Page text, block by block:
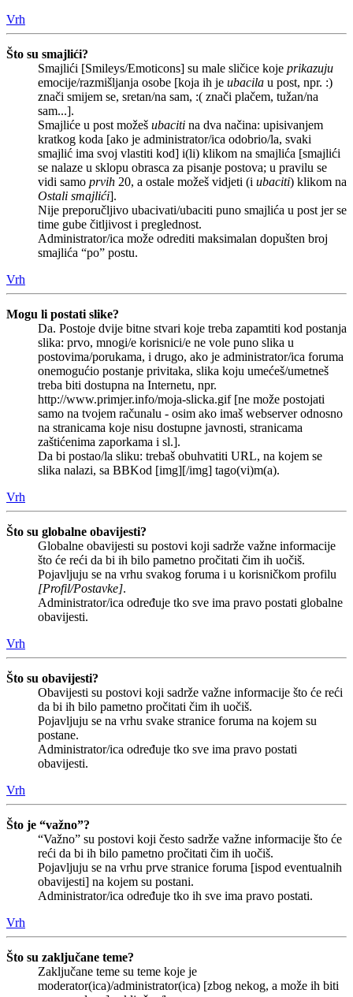
Vrh
Što su smajlići?
Smajlići [Smileys/Emoticons] su male sličice koje prikazuju
emocije/razmišljanja osobe [koja ih je ubacila u post, npr. :)
znači smijem se, sretan/na sam, :( znači plačem, tužan/na
sam...].
Smajliće u post možeš ubaciti na dva načina: upisivanjem
kratkog koda [ako je administrator/ica odobrio/la, svaki
smajlić ima svoj vlastiti kod] i(li) klikom na smajlića [smajlići
se nalaze u sklopu obrasca za pisanje postova; u pravilu se
vidi samo prvih 20, a ostale možeš vidjeti (i ubaciti) klikom na
Ostali smajlići].
Nije preporučljivo ubacivati/ubaciti puno smajlića u post jer se
time gube čitljivost i preglednost.
Administrator/ica može odrediti maksimalan dopušten broj
smajlića “po” postu.
Vrh
Mogu li postati slike?
Da. Postoje dvije bitne stvari koje treba zapamtiti kod postanja
slika: prvo, mnogi/e korisnici/e ne vole puno slika u
postovima/porukama, i drugo, ako je administrator/ica foruma
onemogućio postanje privitaka, slika koju umećeš/umetneš
treba biti dostupna na Internetu, npr.
http://www.primjer.info/moja-slicka.gif [ne može postojati
samo na tvojem računalu - osim ako imaš webserver odnosno
na stranicama koje nisu dostupne javnosti, stranicama
zaštićenima zaporkama i sl.].
Da bi postao/la sliku: trebaš obuhvatiti URL, na kojem se
slika nalazi, sa BBKod [img][/img] tago(vi)m(a).
Vrh
Što su globalne obavijesti?
Globalne obavijesti su postovi koji sadrže važne informacije
što će reći da bi ih bilo pametno pročitati čim ih uočiš.
Pojavljuju se na vrhu svakog foruma i u korisničkom profilu
[Profil/Postavke].
Administrator/ica određuje tko sve ima pravo postati globalne
obavijesti.
Vrh
Što su obavijesti?
Obavijesti su postovi koji sadrže važne informacije što će reći
da bi ih bilo pametno pročitati čim ih uočiš.
Pojavljuju se na vrhu svake stranice foruma na kojem su
postane.
Administrator/ica određuje tko sve ima pravo postati
obavijesti.
Vrh
Što je “važno”?
“Važno” su postovi koji često sadrže važne informacije što će
reći da bi ih bilo pametno pročitati čim ih uočiš.
Pojavljuju se na vrhu prve stranice foruma [ispod eventualnih
obavijesti] na kojem su postani.
Administrator/ica određuje tko ih sve ima pravo postati.
Vrh
Što su zaključane teme?
Zaključane teme su teme koje je
moderator(ica)/administrator(ica) [zbog nekog, a može ih biti